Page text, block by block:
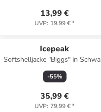
13,99 €
UVP: 19,99 €*
Icepeak
Softshelljacke "Biggs" in
-55%
35,99 €
UVP: 79,99 €*